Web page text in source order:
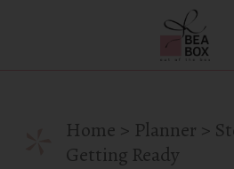
Home Planner
Getting Ready